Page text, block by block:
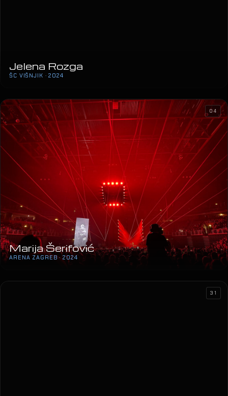
Marija Šerifović
ARENA ZAGREB · 2024
04
31